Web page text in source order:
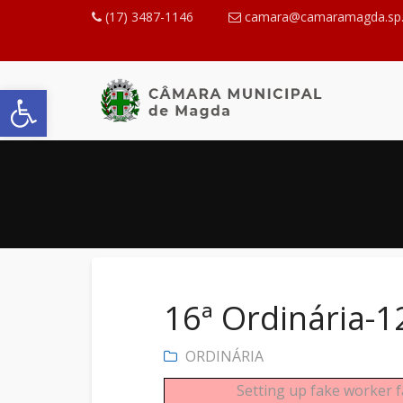
Abrir a barra de ferramentas
(17) 3487-1146
16ª Ordinária-
ORDINÁRIA
Setting up fake worker